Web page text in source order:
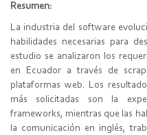
Resumen:
La industria del software
habilidades necesarias para
estudio se analizaron los
en Ecuador a través de
plataformas web. Los
más solicitadas son la
frameworks, mientras que las
la comunicación en inglés,